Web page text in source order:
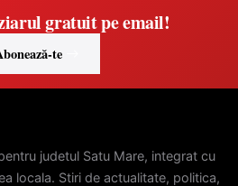
gratuit pe email!
te
judetul Satu Mare, integrat cu
locala. Stiri de actualitate, politica,